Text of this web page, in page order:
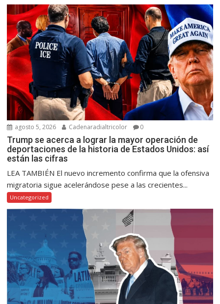
agosto 5, 2026 Cadenaradialtricolor 0
Trump se acerca a lograr la mayor operación de
deportaciones de la historia de Estados Unidos: así
están las cifras
LEA TAMBIÉN El nuevo incremento confirma que la ofensiva
migratoria sigue acelerándose pese a las crecientes...
Uncategorized